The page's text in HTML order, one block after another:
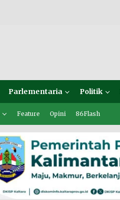
Parlementaria Politik
Feature Opini 86Flash